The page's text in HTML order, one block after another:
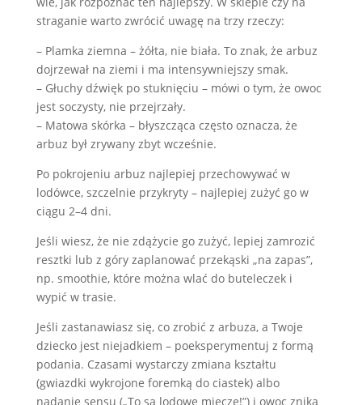
straganie warto zwrócić uwagę na trzy rzeczy:
– Plamka ziemna – żółta, nie biała. To znak, że arbuz
dojrzewał na ziemi i ma intensywniejszy smak.
– Głuchy dźwięk po stuknięciu – mówi o tym, że owoc
jest soczysty, nie przejrzały.
– Matowa skórka – błyszcząca często oznacza, że
arbuz był zrywany zbyt wcześnie.
Po pokrojeniu arbuz najlepiej przechowywać w
lodówce, szczelnie przykryty – najlepiej zużyć go w
ciągu 2–4 dni.
Jeśli wiesz, że nie zdążycie go zużyć, lepiej zamrozić
resztki lub z góry zaplanować przekąski „na zapas”,
np. smoothie, które można wlać do buteleczek i
wypić w trasie.
Jeśli zastanawiasz się, co zrobić z arbuza, a Twoje
dziecko jest niejadkiem – poeksperymentuj z formą
podania. Czasami wystarczy zmiana kształtu
(gwiazdki wykrojone foremką do ciastek) albo
nadanie sensu („To są lodowe miecze!”) i owoc znika